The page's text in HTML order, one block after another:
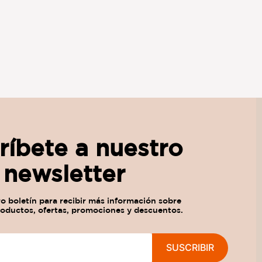
a nuestro
newsletter
SUSCRIBIR